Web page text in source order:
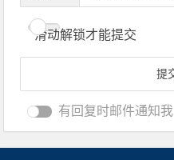
滑动解锁才能提交
有回复时邮件通知我